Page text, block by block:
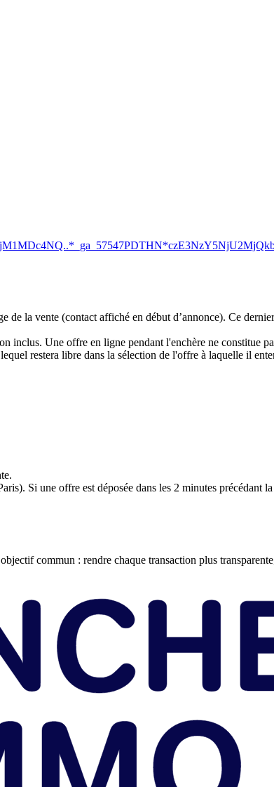
de la vente (contact affiché en début d’annonce). Ce
Une offre en ligne pendant l'enchère ne constitue
restera libre dans la sélection de l'offre à laquelle il
Si une offre est déposée dans les 2 minutes précédant
commun : rendre chaque transaction plus